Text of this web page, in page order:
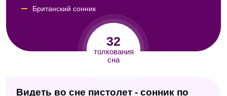
32
толкования
сна
Британский сонник
Психологический сонник
Видеть во сне пистолет - сонник по